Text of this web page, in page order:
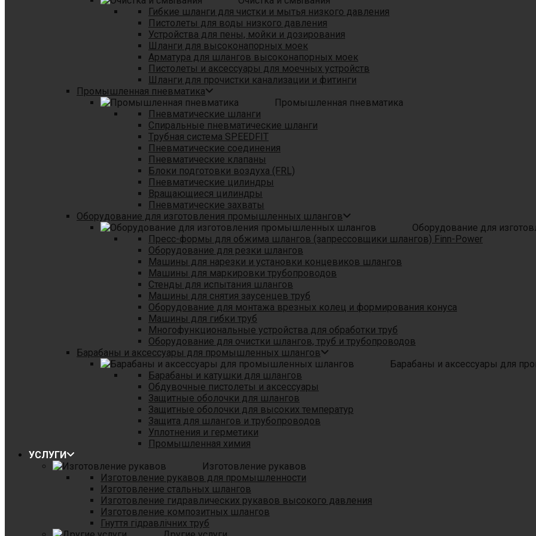
Гибкие шланги для чистки и мытья низкого давления
Пистолеты для воды низкого давления
Устройства для пены, мойки и дозирования
Шланги для высоконапорных моек
Арматура для шлангов высоконапорных моек
Пистолеты и аксессуары для моечных устройств
Шланги для прочистки канализации и фитинги
Промышленная пневматика
Промышленная пневматика
Пневматические шланги
Спиральные пневматические шланги
Tрубная система SPEEDFIT
Пневматические соединения
Пневматические клапаны
Блоки подготовки воздуха (FRL)
Пневматические цилиндры
Вращающиеся цилиндры
Пневматические захваты
Оборудование для изготовления промышленных шлангов
Оборудование для
Пресс-формы для обжима шлангов (запрессовщики шлангов) Finn-Power
Оборудование для резки шлангов
Машины для нарезки и установки концевиков шлангов
Машины для маркировки трубопроводов
Стенды для испытания шлангов
Машины для снятия заусенцев труб
Оборудование для монтажа врезных колец и формирования конуса
Машины для гибки труб
Многофункциональные устройства для обработки труб
Оборудование для очистки шлангов, труб и трубопроводов
Барабаны и аксессуары для промышленных шлангов
Барабаны и аксессуары для
Барабаны и катушки для шлангов
Обдувочные пистолеты и аксессуары
Защитные оболочки для шлангов
Защитные оболочки для высоких температур
Защита для шлангов и трубопроводов
Уплотнения и герметики
Промышленная химия
УСЛУГИ
Изготовление рукавов
Изготовление рукавов для промышленности
Изготовление стальных шлангов
Изготовление гидравлических рукавов высокого давления
Изготовление композитных шлангов
Гнуття гідравлічних труб